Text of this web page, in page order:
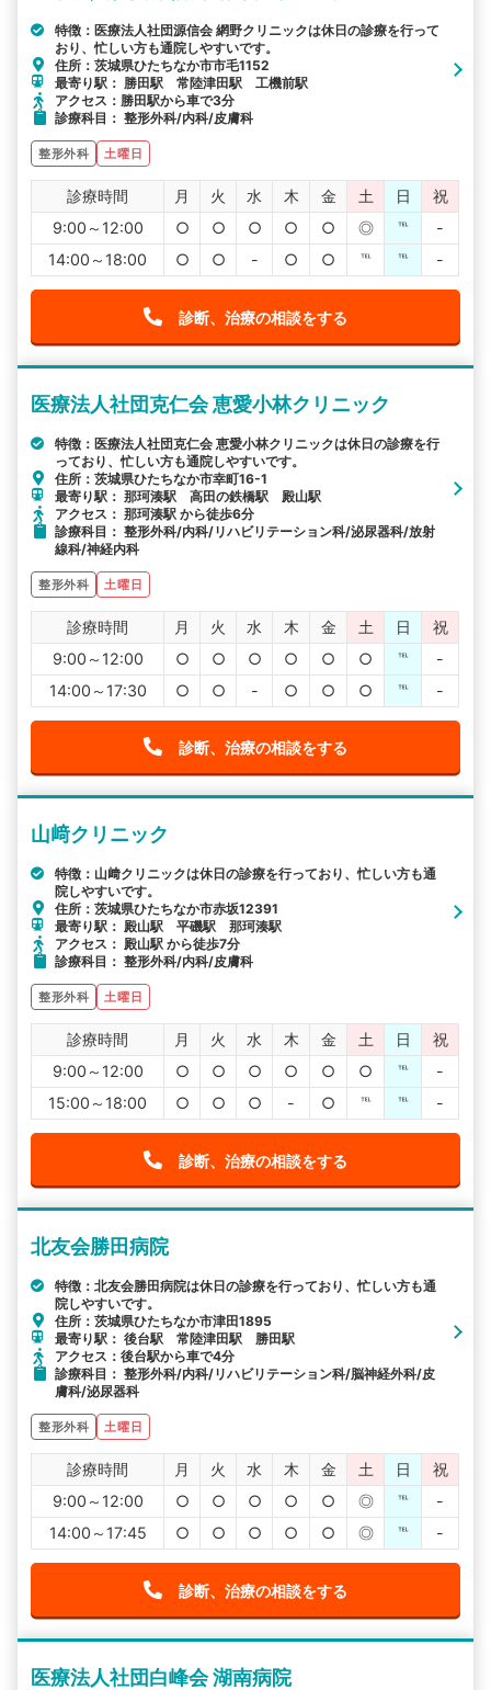
特徴：医療法人社団源信会 網野クリニックは休日の診療を行って
おり、忙しい方も通院しやすいです。
住所：茨城県ひたちなか市市毛1152
最寄り駅： 勝田駅 常陸津田駅 工機前駅
アクセス：勝田駅から車で3分
診療科目： 整形外科/内科/皮膚科
整形外科 土曜日
診療時間 月 火 水 木 金 土 日
祝
9:00～12:00
○ ○ ○ ○ ○ ◎ ℡
-
14:00～18:00
○ ○ - ○ ○ ℡ ℡ -
診断、治療の相談をする
医療法人社団克仁会 恵愛小林クリニック
特徴：医療法人社団克仁会 恵愛小林クリニックは休日の診療を行
っており、忙しい方も通院しやすいです。
住所：茨城県ひたちなか市幸町16-1
最寄り駅： 那珂湊駅 高田の鉄橋駅 殿山駅
アクセス： 那珂湊駅 から徒歩6分
診療科目： 整形外科/内科/リハビリテーション科/泌尿器科/放射
線科/神経内科
整形外科 土曜日
診療時間 月 火 水 木 金 土 日
祝
9:00～12:00
○ ○ ○ ○ ○ ○ ℡
-
14:00～17:30
○ ○ - ○ ○ ○ ℡ -
診断、治療の相談をする
山﨑クリニック
特徴：山﨑クリニックは休日の診療を行っており、忙しい方も通
院しやすいです。
住所：茨城県ひたちなか市赤坂12391
最寄り駅： 殿山駅 平磯駅 那珂湊駅
アクセス： 殿山駅 から徒歩7分
診療科目： 整形外科/内科/皮膚科
整形外科 土曜日
診療時間 月 火 水 木 金 土 日
祝
9:00～12:00
○ ○ ○ ○ ○ ○ ℡
-
15:00～18:00
○ ○ ○ - ○ ℡ ℡ -
診断、治療の相談をする
北友会勝田病院
特徴：北友会勝田病院は休日の診療を行っており、忙しい方も通
院しやすいです。
住所：茨城県ひたちなか市津田1895
最寄り駅： 後台駅 常陸津田駅 勝田駅
アクセス：後台駅から車で4分
診療科目： 整形外科/内科/リハビリテーション科/脳神経外科/皮
膚科/泌尿器科
整形外科 土曜日
診療時間 月 火 水 木 金 土 日
祝
9:00～12:00
○ ○ ○ ○ ○ ◎ ℡
-
14:00～17:45
○ ○ ○ ○ ○ ◎ ℡ -
診断、治療の相談をする
医療法人社団白峰会 湖南病院